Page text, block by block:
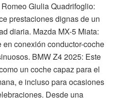
Giulia Quadrifoglio:
prestaciones dignas de un
diaria. Mazda MX-5 Miata:
conexión conductor-coche
BMW Z4 2025: Este
un coche capaz para el
e incluso para ocasiones
Desde una